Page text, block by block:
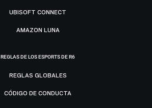
UBISOFT CONNECT
AMAZON LUNA
REGLAS DE LOS ESPORTS DE R6
REGLAS GLOBALES
CÓDIGO DE CONDUCTA